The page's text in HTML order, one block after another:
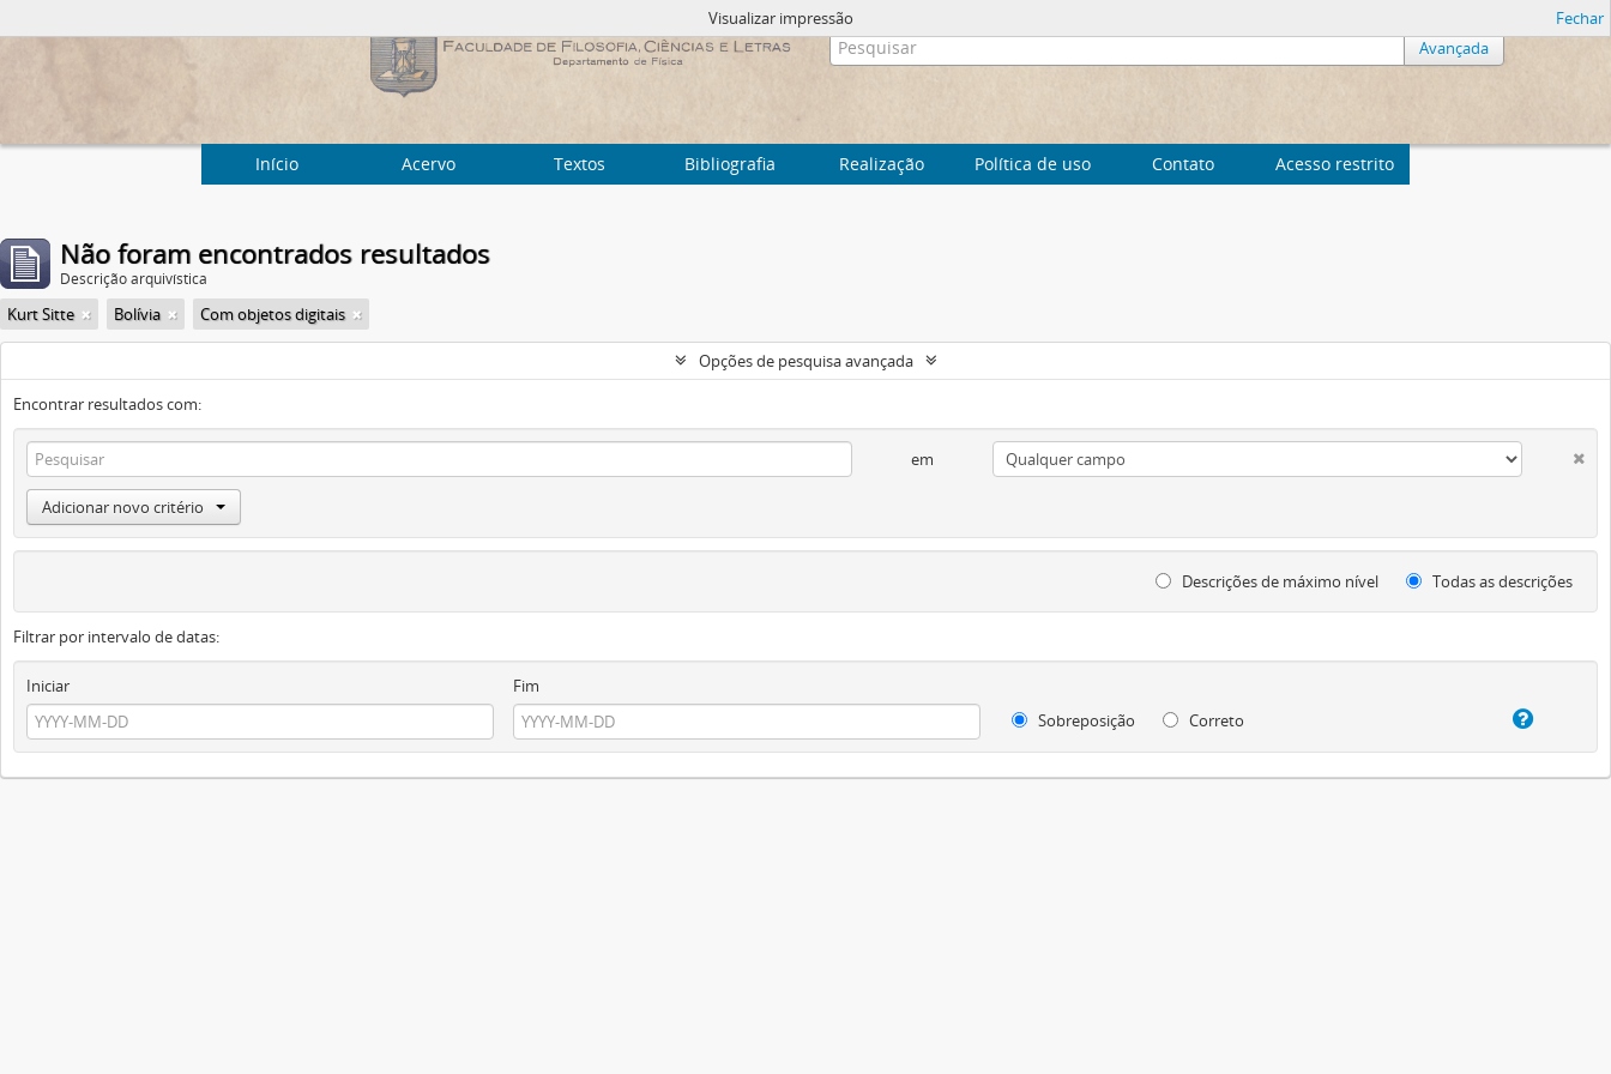
Avançada
Início Acervo Textos Bibliografia Realização Política de uso Contato Acesso restrito
Visualizar impressão Fechar
Não foram encontrados resultados
Descrição arquivística
Kurt Sitte Bolívia Com objetos digitais
Opções de pesquisa avançada
Encontrar resultados com:
em
Adicionar novo critério
Descrições de máximo nível Todas as descrições
Filtrar por intervalo de datas:
Iniciar
Fim
Sobreposição
Correto